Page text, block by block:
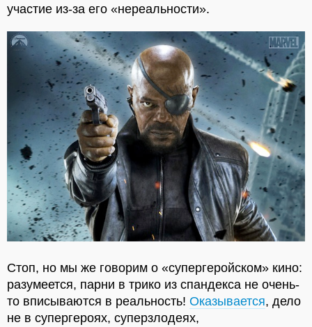
участие из-за его «нереальности».
Стоп, но мы же говорим о «супергеройском» кино:
разумеется, парни в трико из спандекса не очень-
то вписываются в реальность! Оказывается, дело
не в супергероях, суперзлодеях,